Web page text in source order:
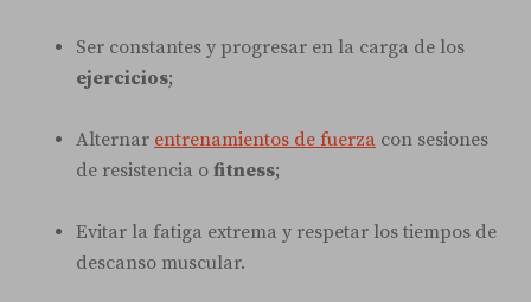
Ser constantes y progresar en la carga de los
ejercicios;
Alternar entrenamientos de fuerza con sesiones
de resistencia o fitness;
Evitar la fatiga extrema y respetar los tiempos de
descanso muscular.